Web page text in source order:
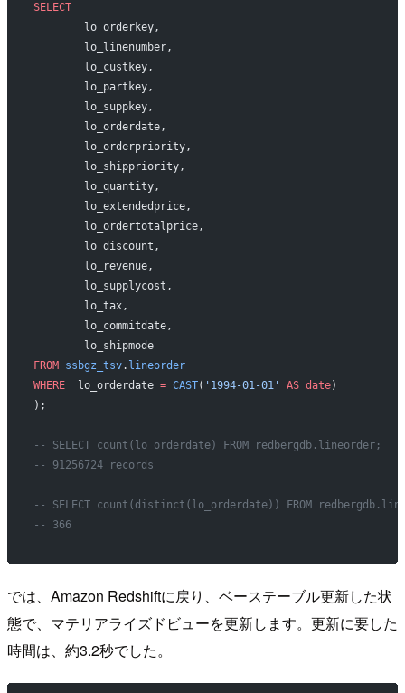
SELECT
	lo_orderkey,
	lo_linenumber,
	lo_custkey,
	lo_partkey,
	lo_suppkey,
	lo_orderdate,
	lo_orderpriority,
	lo_shippriority,
	lo_quantity,
	lo_extendedprice,
	lo_ordertotalprice,
	lo_discount,
	lo_revenue,
	lo_supplycost,
	lo_tax,
	lo_commitdate,
	lo_shipmode
FROM ssbgz_tsv. lineorder
WHERE
  lo_orderdate
= CAST( '1994-01-01' AS date)
);
-- SELECT count(lo_orderdate) FROM redbergdb.lineorder;
-- 91256724 records
-- SELECT count(distinct(lo_orderdate)) FROM
-- 366
では、Amazon Redshiftに戻り、ベーステーブル更新した状
態で、マテリアライズドビューを更新します。更新に要した
時間は、約3.2秒でした。